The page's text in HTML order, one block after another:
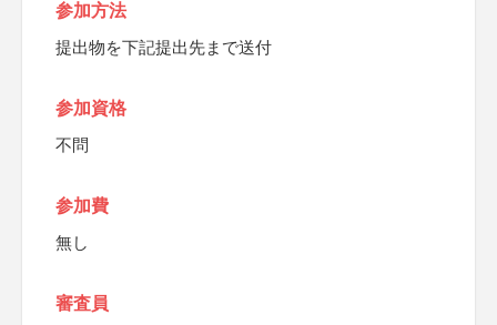
参加方法
提出物を下記提出先まで送付
参加資格
不問
参加費
無し
審査員